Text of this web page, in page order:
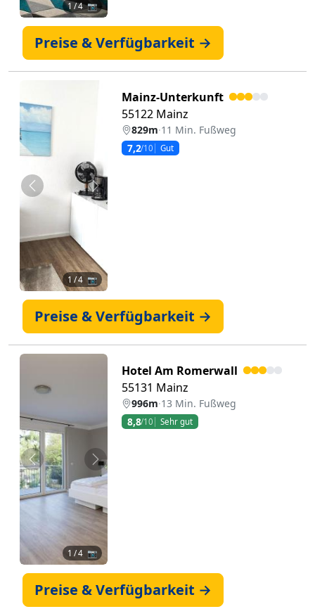
1 / 4 📷
Preise & Verfügbarkeit →
Zurück Weiter
1 / 4 📷
Mainz-Unterkunft
55122 Mainz
829m·11 Min. Fußweg
7,2/10 Gut
Preise & Verfügbarkeit →
Zurück Weiter
1 / 4 📷
Hotel Am Romerwall
55131 Mainz
996m·13 Min. Fußweg
8,8/10 Sehr gut
Preise & Verfügbarkeit →